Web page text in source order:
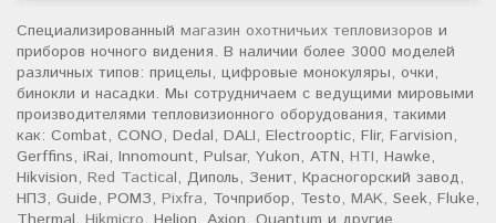
Специализированный магазин охотничьих тепловизоров и
приборов ночного видения. В наличии более 3000 моделей
различных типов: прицелы, цифровые монокуляры, очки,
бинокли и насадки. Мы сотрудничаем с ведущими мировыми
производителями тепловизионного оборудования, такими
как: Combat, CONO, Dedal, DALI, Electrooptic, Flir, Farvision,
Gerffins, iRai, Innomount, Pulsar, Yukon, ATN, HTI, Hawke,
Hikvision, Red Tactical, Диполь, Зенит, Красногорский завод,
НПЗ, Guide, РОМЗ, Pixfra, Точприбор, Testo, MAK, Seek, Fluke,